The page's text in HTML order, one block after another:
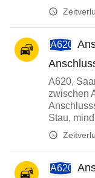
A620
A620,
zwischen
Stau,
A620